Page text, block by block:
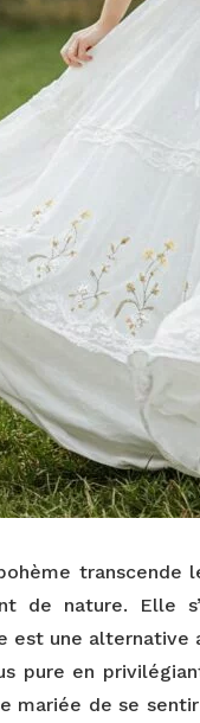
transcende
de nature. Elle
est une
pure en
mariée de se